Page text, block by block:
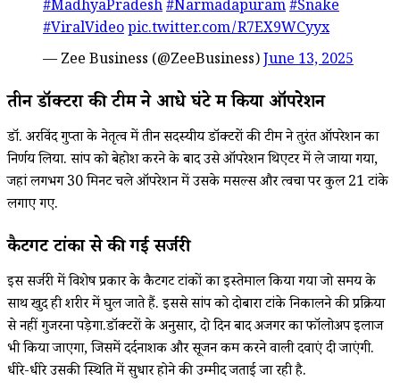
#MadhyaPradesh#Narmadapuram#Snake
#ViralVideopic.twitter.com/R7EX9WCyyx
— Zee Business (@ZeeBusiness)June 13, 2025
तीन डॉक्टरों की टीम ने आधे घंटे में किया ऑपरेशन
डॉ. अरविंद गुप्ता के नेतृत्व में तीन सदस्यीय डॉक्टरों की टीम ने तुरंत ऑपरेशन का
निर्णय लिया. सांप को बेहोश करने के बाद उसे ऑपरेशन थिएटर में ले जाया गया,
जहां लगभग 30 मिनट चले ऑपरेशन में उसके मसल्स और त्वचा पर कुल 21 टांके
लगाए गए.
कैटगट टांकों से की गई सर्जरी
इस सर्जरी में विशेष प्रकार के कैटगट टांकों का इस्तेमाल किया गया जो समय के
साथ खुद ही शरीर में घुल जाते हैं. इससे सांप को दोबारा टांके निकालने की प्रक्रिया
से नहीं गुजरना पड़ेगा.डॉक्टरों के अनुसार, दो दिन बाद अजगर का फॉलोअप इलाज
भी किया जाएगा, जिसमें दर्दनाशक और सूजन कम करने वाली दवाएं दी जाएंगी.
धीरे-धीरे उसकी स्थिति में सुधार होने की उम्मीद जताई जा रही है.